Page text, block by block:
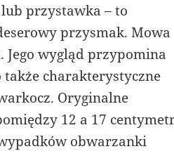
lub przystawka – to
przysmak. Mowa
Jego wygląd przypomina
także charakterystyczne
Oryginalne
12 a 17
obwarzanki